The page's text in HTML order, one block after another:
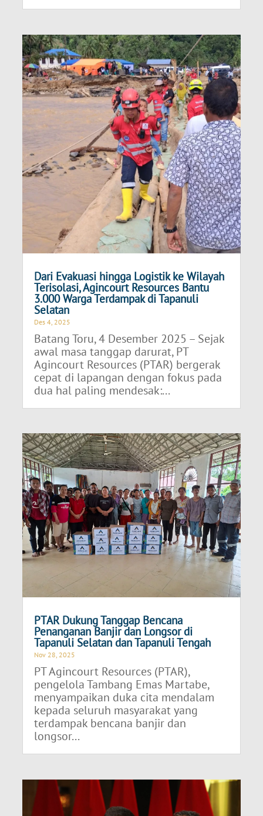
Dari Evakuasi hingga Logistik ke Wilayah
Terisolasi, Agincourt Resources Bantu
3.000 Warga Terdampak di Tapanuli
Selatan
Des 4, 2025
Batang Toru, 4 Desember 2025 – Sejak
awal masa tanggap darurat, PT
Agincourt Resources (PTAR) bergerak
cepat di lapangan dengan fokus pada
dua hal paling mendesak:...
PTAR Dukung Tanggap Bencana
Penanganan Banjir dan Longsor di
Tapanuli Selatan dan Tapanuli Tengah
Nov 28, 2025
PT Agincourt Resources (PTAR),
pengelola Tambang Emas Martabe,
menyampaikan duka cita mendalam
kepada seluruh masyarakat yang
terdampak bencana banjir dan
longsor...